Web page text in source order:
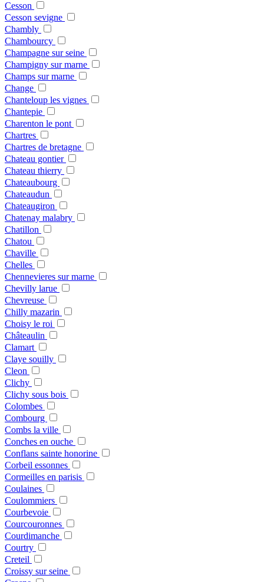
Cesson
Cesson sevigne
Chambly
Chambourcy
Champagne sur seine
Champigny sur marne
Champs sur marne
Change
Chanteloup les vignes
Chantepie
Charenton le pont
Chartres
Chartres de bretagne
Chateau gontier
Chateau thierry
Chateaubourg
Chateaudun
Chateaugiron
Chatenay malabry
Chatillon
Chatou
Chaville
Chelles
Chennevieres sur marne
Chevilly larue
Chevreuse
Chilly mazarin
Choisy le roi
Châteaulin
Clamart
Claye souilly
Cleon
Clichy
Clichy sous bois
Colombes
Combourg
Combs la ville
Conches en ouche
Conflans sainte honorine
Corbeil essonnes
Cormeilles en parisis
Coulaines
Coulommiers
Courbevoie
Courcouronnes
Courdimanche
Courtry
Creteil
Croissy sur seine